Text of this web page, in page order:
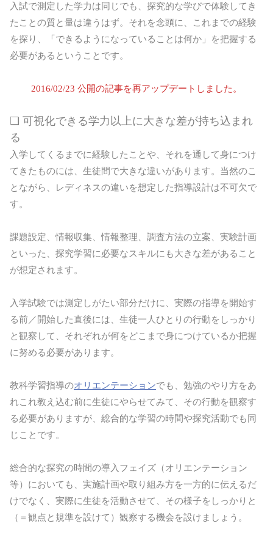
入試で測定した学力は同じでも、探究的な学びで体験してき
たことの質と量は違うはず。それを念頭に、これまでの経験
を探り、「できるようになっていることは何か」を把握する
必要があるということです。
2016/02/23 公開の記事を再アップデートしました。
❏ 可視化できる学力以上に大きな差が持ち込まれ
る
入学してくるまでに経験したことや、それを通して身につけ
てきたものには、生徒間で大きな違いがあります。当然のこ
とながら、レディネスの違いを想定した指導設計は不可欠で
す。
課題設定、情報収集、情報整理、調査方法の立案、実験計画
といった、探究学習に必要なスキルにも大きな差があること
が想定されます。
入学試験では測定しがたい部分だけに、実際の指導を開始す
る前／開始した直後には、生徒一人ひとりの行動をしっかり
と観察して、それぞれが何をどこまで身につけているか把握
に努める必要があります。
教科学習指導のオリエンテーションでも、勉強のやり方をあ
れこれ教え込む前に生徒にやらせてみて、その行動を観察す
る必要がありますが、総合的な学習の時間や探究活動でも同
じことです。
総合的な探究の時間の導入フェイズ（オリエンテーション
等）においても、実施計画や取り組み方を一方的に伝えるだ
けでなく、実際に生徒を活動させて、その様子をしっかりと
（＝観点と規準を設けて）観察する機会を設けましょう。